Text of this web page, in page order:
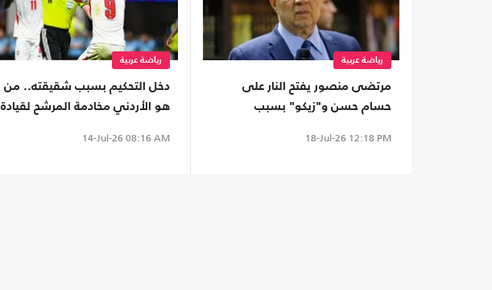
رياضة عربية
مرتضى منصور يفتح النار على
حسام حسن و"زيكو" بسبب
18-Jul-26 12:18 PM
رياضة عربية
دخل التحكيم بسبب شقيقته.. من
هو الأردني مخادمة المرشح لقيادة
14-Jul-26 08:16 AM